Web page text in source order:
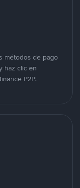
métodos de pago
haz clic en
P2P.